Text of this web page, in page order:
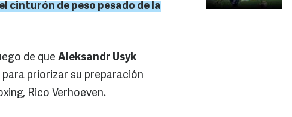
cinturón de peso pesado de la
de que Aleksandr Usyk
priorizar su preparación
Rico Verhoeven.